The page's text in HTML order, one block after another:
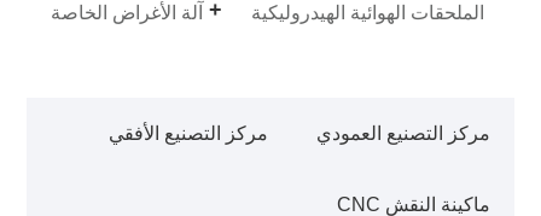
آلة الأغراض الخاصة الملحقات الهوائية الهيدروليكية
مركز التصنيع العمودي مركز التصنيع الأفقي
ماكينة النقش CNC